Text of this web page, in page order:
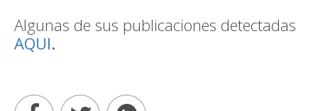
Algunas de sus publicaciones detectadas
AQUI.